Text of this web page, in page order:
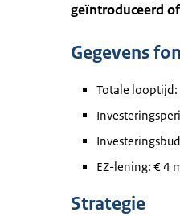
geïntroduceerd
Gegevens
Totale
EZ-lening: € 4
Strategie